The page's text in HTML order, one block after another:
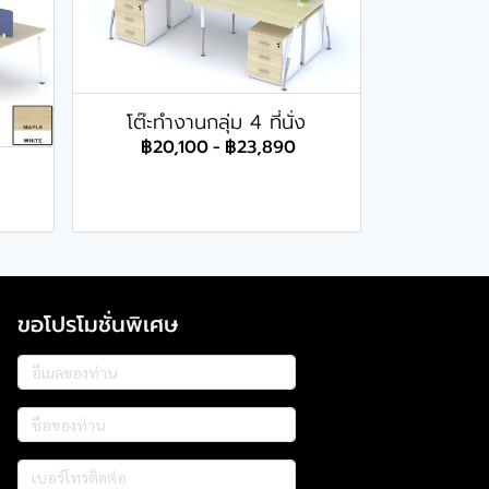
โต๊ะทำงานกลุ่ม 4 ที่นั่ง
฿20,100- ฿23,890
ขอโปรโมชั่นพิเศษ